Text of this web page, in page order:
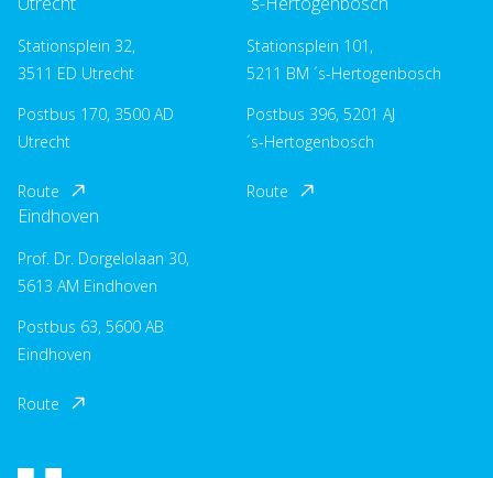
Stationsplein 32,
3511 ED Utrecht
Postbus 170, 3500 AD
Utrecht
Route
Stationsplein 101,
5211 BM ´s-Hertogenbosch
Postbus 396, 5201 AJ
´s-Hertogenbosch
Route
Eindhoven
Prof. Dr. Dorgelolaan 30,
5613 AM Eindhoven
Postbus 63, 5600 AB
Eindhoven
Route